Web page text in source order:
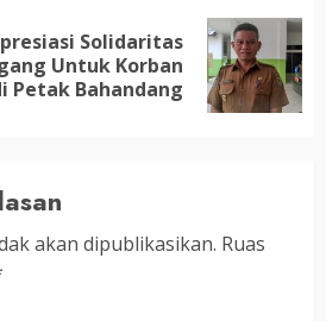
Solidaritas
Untuk Korban
Petak Bahandang
akan dipublikasikan. Ruas